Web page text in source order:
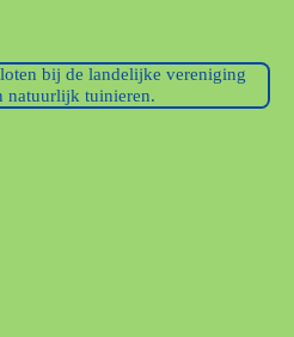
bij de landelijke vereniging
natuurlijk tuinieren.